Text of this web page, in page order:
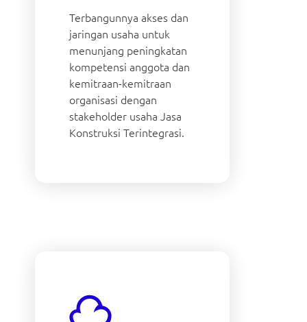
Terbangunnya akses dan
jaringan usaha untuk
menunjang peningkatan
kompetensi anggota dan
kemitraan-kemitraan
organisasi dengan
stakeholder usaha Jasa
Konstruksi Terintegrasi.